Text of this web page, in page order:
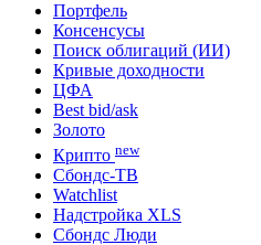
Портфель
Консенсусы
Поиск облигаций (ИИ)
Кривые доходности
ЦФА
Best bid/ask
Золото
Крипто new
Сбондс-ТВ
Watchlist
Надстройка XLS
Сбондс Люди